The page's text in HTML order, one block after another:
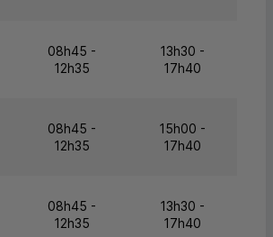
08h45 -
12h35
13h30 -
17h40
08h45 -
12h35
15h00 -
17h40
08h45 -
12h35
13h30 -
17h40